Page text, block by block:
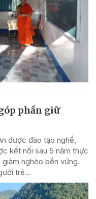
phần giữ
được đào tạo nghề,
kết nối sau 5 năm thực
nghèo bền vững.
trẻ...